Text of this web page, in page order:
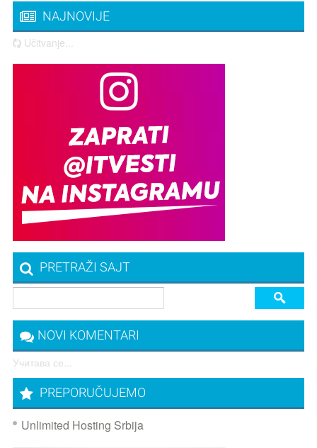
NAJNOVIJE
Učitvanje...
PRETRAŽI SAJT
NOVI KOMENTARI
Учитава се...
PREPORUČUJEMO
Unlimited Hosting Srbija